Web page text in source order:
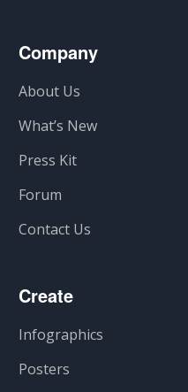
Company
About Us
What’s New
Press Kit
Forum
Contact Us
Create
Infographics
Posters